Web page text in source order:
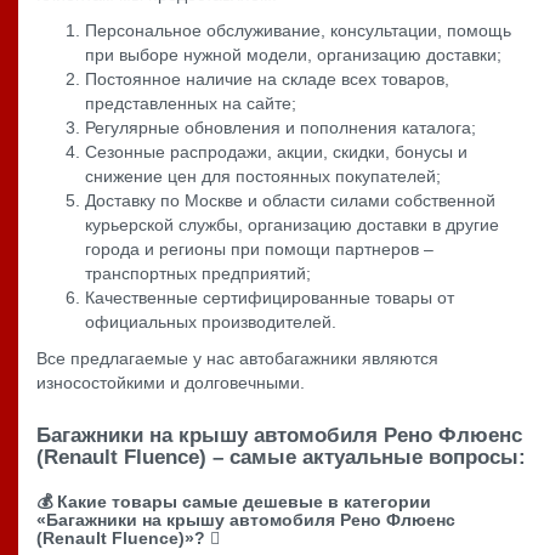
Персональное обслуживание, консультации, помощь
при выборе нужной модели, организацию доставки;
Постоянное наличие на складе всех товаров,
представленных на сайте;
Регулярные обновления и пополнения каталога;
Сезонные распродажи, акции, скидки, бонусы и
снижение цен для постоянных покупателей;
Доставку по Москве и области силами собственной
курьерской службы, организацию доставки в другие
города и регионы при помощи партнеров –
транспортных предприятий;
Качественные сертифицированные товары от
официальных производителей.
Все предлагаемые у нас автобагажники являются
износостойкими и долговечными.
Багажники на крышу автомобиля Рено Флюенс
(Renault Fluence) – самые актуальные вопросы:
💰 Какие товары самые дешевые в категории
«Багажники на крышу автомобиля Рено Флюенс
(Renault Fluence)»?